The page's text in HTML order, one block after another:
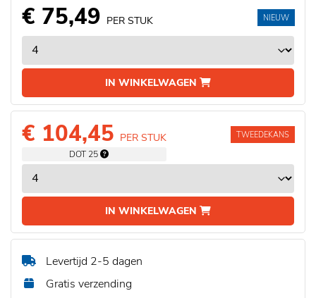
€ 75,49 PER STUK
IN WINKELWAGEN
NIEUW
€ 104,45 PER STUK
DOT 25
IN WINKELWAGEN
TWEEDEKANS
Levertijd 2-5 dagen
Gratis verzending